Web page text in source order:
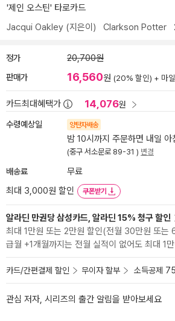
'제인 오스틴' 타로카드
Jacqui Oakley (지은이) Clarkson Potter
정가 20,700원
판매가 16,560원 (20% 할인) + 마
카드최대혜택가 14,076원
수령예상일 양탄자배송
밤 10시까지 주문하면 내일 아
(중구 서소문로 89-31 ) 변경
배송료
무료
최대 3,000원 할인
쿠폰받기
알라딘 만권당 삼성카드, 알라딘 15% 청구 할인
최대 1만원 또는 2만원 할인(전월 30만원 또는
급월 +1개월까지는 전월 실적이 없어도 최대 1
카드/간편결제 할인 무이자 할부 소득공제
관심 저자, 시리즈의 출간 알림을 받아보세요